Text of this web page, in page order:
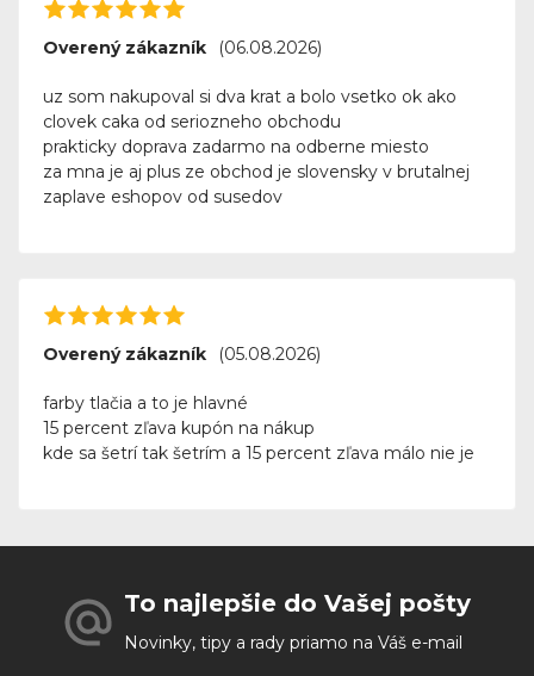
Overený zákazník (06.08.2026)
uz som nakupoval si dva krat a bolo vsetko ok ako
clovek caka od seriozneho obchodu
prakticky doprava zadarmo na odberne miesto
za mna je aj plus ze obchod je slovensky v brutalnej
zaplave eshopov od susedov
Overený zákazník (05.08.2026)
farby tlačia a to je hlavné
15 percent zľava kupón na nákup
kde sa šetrí tak šetrím a 15 percent zľava málo nie je
To najlepšie do Vašej pošty
Novinky, tipy a rady priamo na Váš e-mail